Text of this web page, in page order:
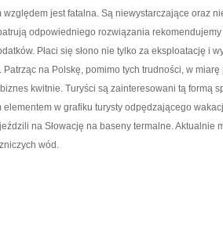
względem jest fatalna. Są niewystarczające oraz
odpowiedniego rozwiązania
Płaci się słono nie tylko za eksploatację i
na Polskę, pomimo tych trudności, w
kwitnie. Turyści są zainteresowani tą formą
elementem w grafiku turysty odpędzającego
na Słowację na baseny termalne. Aktualnie
wód.